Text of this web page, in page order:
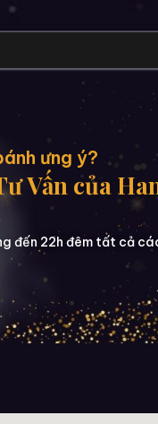
ưng ý?
Vấn của
đến 22h đêm tất cả